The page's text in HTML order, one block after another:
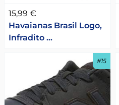
15,99 €
Havaianas Brasil Logo,
Infradito …
#15